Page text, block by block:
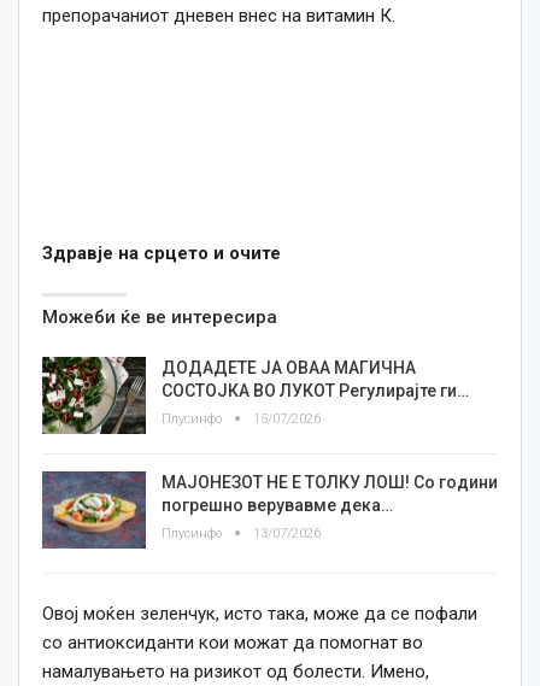
препорачаниот дневен внес на витамин К.
Здравје на срцето и очите
Можеби ќе ве интересира
ДОДАДЕТЕ ЈА ОВАА МАГИЧНА
СОСТОЈКА ВО ЛУКОТ Регулирајте ги…
Плусинфо 15/07/2026
МАЈОНЕЗОТ НЕ Е ТОЛКУ ЛОШ! Со години
погрешно верувавме дека…
Плусинфо 13/07/2026
Овој моќен зеленчук, исто така, може да се пофали
со антиоксиданти кои можат да помогнат во
намалувањето на ризикот од болести. Имено,